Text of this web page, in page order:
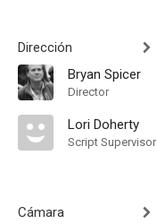
Dirección
Bryan Spicer
Director
Lori Doherty
Script Supervisor
Cámara